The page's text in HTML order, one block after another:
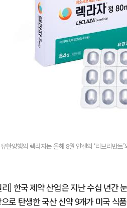
유한양행의 렉라자는 올해 8월 얀센의 ‘리브리반
] 한국 제약 산업은 지난 수십 년간
로 탄생한 국산 신약 9개가 미국 식